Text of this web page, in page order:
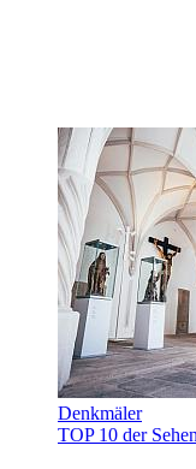
Denkmäler
TOP 10 der